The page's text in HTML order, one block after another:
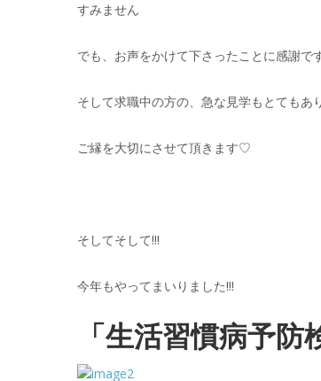
すみません
でも、お声をかけて下さったことに感謝で
そして求職中の方の、急な見学もとてもあ
ご縁を大切にさせて頂きます♡
そしてそして!!!
今年もやってまいりました!!!
「生活習慣病予防